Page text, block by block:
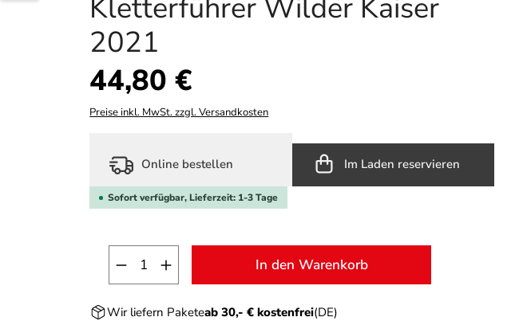
Kletterführer Wilder Kaiser
2021
Regulärer Preis:
44,80 €
Preise inkl. MwSt. zzgl. Versandkosten
Online bestellen Im Laden reservieren
Sofort verfügbar, Lieferzeit: 1-3 Tage
Produkt Anzahl: Gib den gewünschten Wert
In den Warenkorb
Wir liefern Paketeab 30,- € kostenfrei(DE)